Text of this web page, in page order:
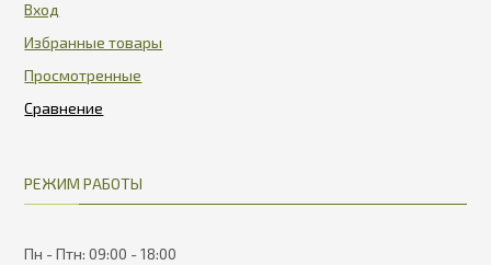
Вход
Избранные товары
Просмотренные
РЕЖИМ РАБОТЫ
Пн - Птн: 09:00 - 18:00